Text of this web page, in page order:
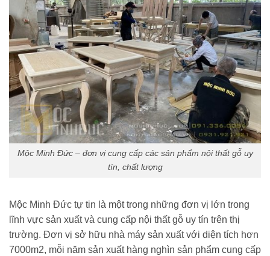
Mộc Minh Đức – đơn vị cung cấp các sản phẩm nội thất gỗ uy
tín, chất lượng
Mộc Minh Đức tự tin là một trong những đơn vị lớn trong
lĩnh vực sản xuất và cung cấp nội thất gỗ uy tín trên thị
trường. Đơn vị sở hữu nhà máy sản xuất với diện tích hơn
7000m2, mỗi năm sản xuất hàng nghìn sản phẩm cung cấp